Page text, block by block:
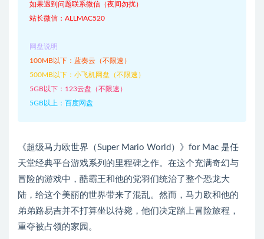
如果遇到问题联系微信（夜间勿扰）
站长微信：ALLMAC520
网盘说明
100MB以下：蓝奏云（不限速）
500MB以下：小飞机网盘（不限速）
5GB以下：123云盘（不限速）
5GB以上：百度网盘
《超级马力欧世界（Super Mario World）》for Mac 是任
天堂经典平台游戏系列的里程碑之作。在这个充满奇幻与
冒险的游戏中，酷霸王和他的党羽们统治了整个恐龙大
陆，给这个美丽的世界带来了混乱。然而，马力欧和他的
弟弟路易吉并不打算坐以待毙，他们决定踏上冒险旅程，
重夺被占领的家园。